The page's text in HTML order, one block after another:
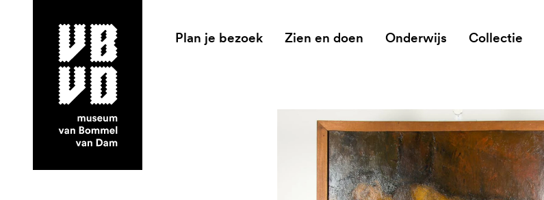
museum van Bommel van Dam
Plan je bezoek Zien en doen Onderwijs Collectie